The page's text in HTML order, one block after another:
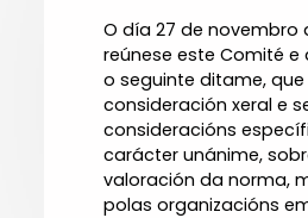
O día 27 de novembro
reúnese este Comité
o seguinte ditame,
consideración xeral e
consideracións
carácter unánime,
valoración da norma,
polas organizacións